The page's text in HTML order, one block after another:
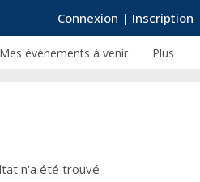
Connexion | Inscription
Mes évènements à venir Plus
n'a été trouvé